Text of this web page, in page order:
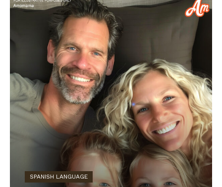
SPANISH LANGUAGE